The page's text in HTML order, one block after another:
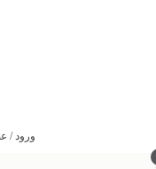
ورود /